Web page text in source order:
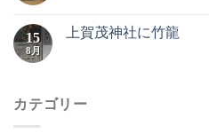
15
8月
上賀茂神社に竹龍
カテゴリー